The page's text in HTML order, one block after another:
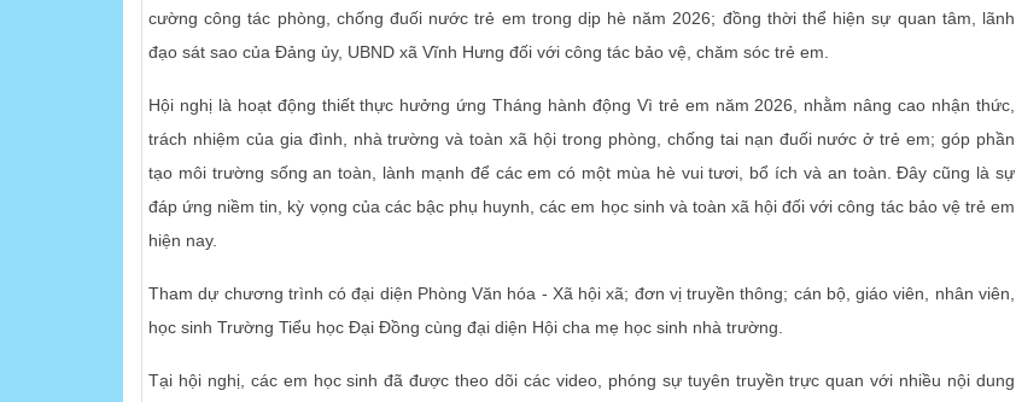
cường công tác phòng, chống đuối nước trẻ em trong dịp hè năm 2026; đồng thời thể hiện sự quan tâm, lãnh
đạo sát sao của Đảng ủy, UBND xã Vĩnh Hưng đối với công tác bảo vệ, chăm sóc trẻ em.
Hội nghị là hoạt động thiết thực hưởng ứng Tháng hành động Vì trẻ em năm 2026, nhằm nâng cao nhận thức,
trách nhiệm của gia đình, nhà trường và toàn xã hội trong phòng, chống tai nạn đuối nước ở trẻ em; góp phần
tạo môi trường sống an toàn, lành mạnh để các em có một mùa hè vui tươi, bổ ích và an toàn. Đây cũng là sự
đáp ứng niềm tin, kỳ vọng của các bậc phụ huynh, các em học sinh và toàn xã hội đối với công tác bảo vệ trẻ em
hiện nay.
Tham dự chương trình có đại diện Phòng Văn hóa - Xã hội xã; đơn vị truyền thông; cán bộ, giáo viên, nhân viên,
học sinh Trường Tiểu học Đại Đồng cùng đại diện Hội cha mẹ học sinh nhà trường.
Tại hội nghị, các em học sinh đã được theo dõi các video, phóng sự tuyên truyền trực quan với nhiều nội dung